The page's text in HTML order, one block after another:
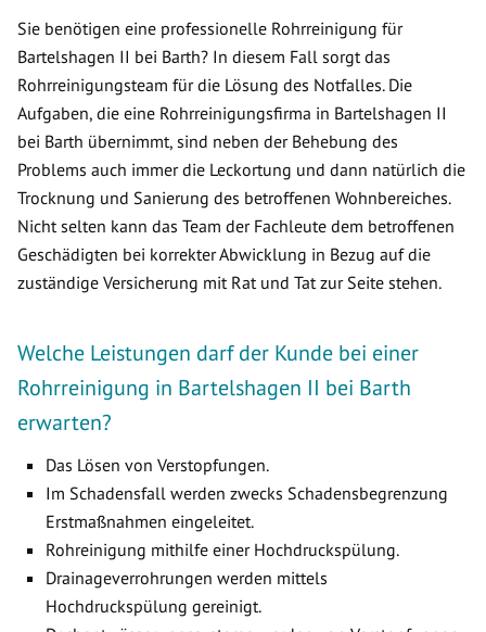
Sie benötigen eine professionelle Rohrreinigung für
Bartelshagen II bei Barth? In diesem Fall sorgt das
Rohrreinigungsteam für die Lösung des Notfalles. Die
Aufgaben, die eine Rohrreinigungsfirma in Bartelshagen II
bei Barth übernimmt, sind neben der Behebung des
Problems auch immer die Leckortung und dann natürlich die
Trocknung und Sanierung des betroffenen Wohnbereiches.
Nicht selten kann das Team der Fachleute dem betroffenen
Geschädigten bei korrekter Abwicklung in Bezug auf die
zuständige Versicherung mit Rat und Tat zur Seite stehen.
Welche Leistungen darf der Kunde bei einer
Rohrreinigung in Bartelshagen II bei Barth
erwarten?
Das Lösen von Verstopfungen.
Im Schadensfall werden zwecks Schadensbegrenzung
Erstmaßnahmen eingeleitet.
Rohreinigung mithilfe einer Hochdruckspülung.
Drainageverrohrungen werden mittels
Hochdruckspülung gereinigt.